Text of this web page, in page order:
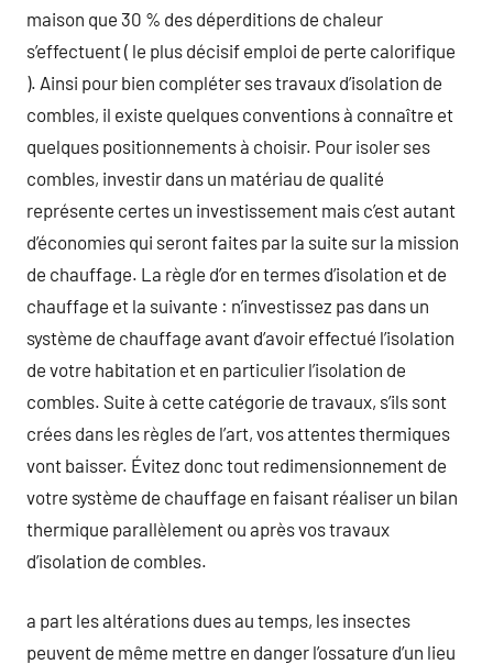
maison que 30 % des déperditions de chaleur
s’effectuent ( le plus décisif emploi de perte calorifique
). Ainsi pour bien compléter ses travaux d’isolation de
combles, il existe quelques conventions à connaître et
quelques positionnements à choisir. Pour isoler ses
combles, investir dans un matériau de qualité
représente certes un investissement mais c’est autant
d’économies qui seront faites par la suite sur la mission
de chauffage. La règle d’or en termes d’isolation et de
chauffage et la suivante : n’investissez pas dans un
système de chauffage avant d’avoir effectué l’isolation
de votre habitation et en particulier l’isolation de
combles. Suite à cette catégorie de travaux, s’ils sont
crées dans les règles de l’art, vos attentes thermiques
vont baisser. Évitez donc tout redimensionnement de
votre système de chauffage en faisant réaliser un bilan
thermique parallèlement ou après vos travaux
d’isolation de combles.
a part les altérations dues au temps, les insectes
peuvent de même mettre en danger l’ossature d’un lieu